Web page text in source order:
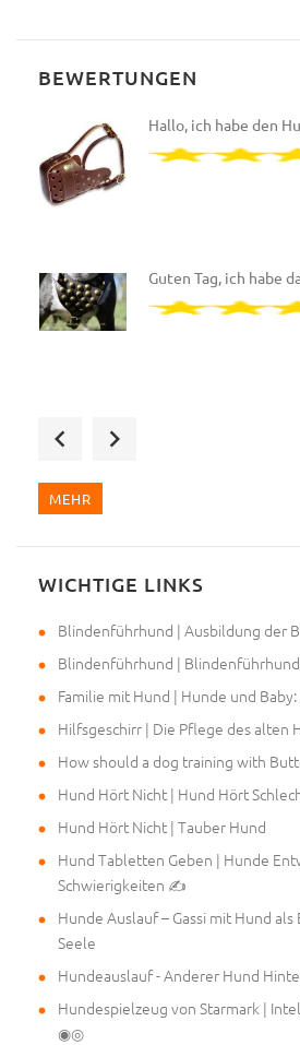
BEWERTUNGEN
Hallo, ich habe den
Guten Tag, ich habe
Hallo, wir haben ein
MEHR
WICHTIGE LINKS
Blindenführhund | Ausbildung der
Blindenführhund |
Familie mit Hund | Hunde und Baby:
Hilfsgeschirr | Die Pflege des alten
How should a dog training with
Hund Hört Nicht | Hund Hört
Hund Hört Nicht | Tauber Hund
Hund Tabletten Geben | Hunde
Schwierigkeiten ✍
Hunde Auslauf – Gassi mit Hund
Seele
Hundeauslauf - Anderer Hund
Hundespielzeug von Starmark |
◉◎